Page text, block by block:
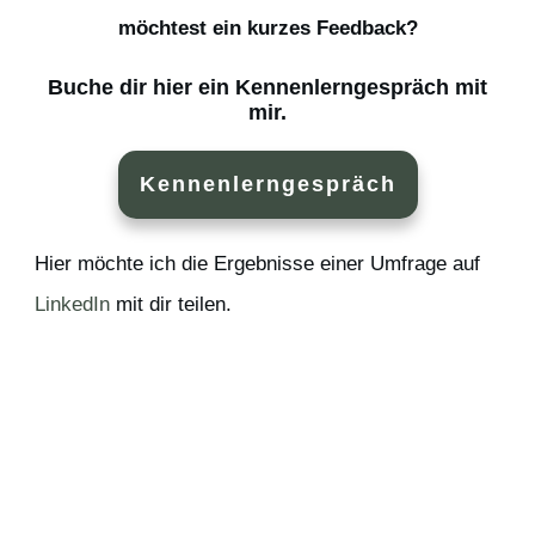
möchtest ein kurzes Feedback?
Buche dir hier ein Kennenlerngespräch mit
mir.
Kennenlerngespräch
Hier möchte ich die Ergebnisse einer Umfrage auf
LinkedIn mit dir teilen.